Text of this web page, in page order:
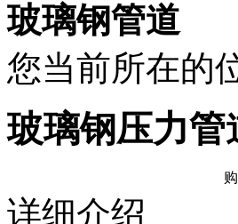
玻璃钢管道
您当前所在的
玻璃钢压力管
详细介绍